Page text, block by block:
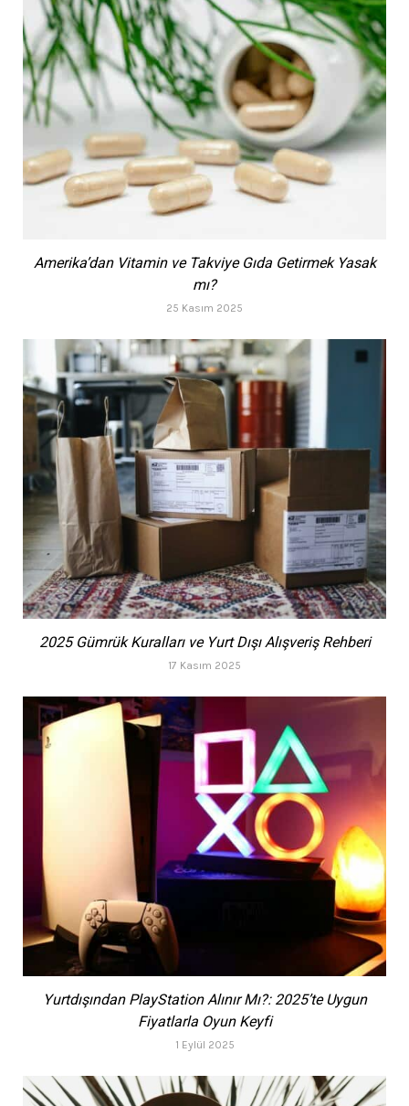
Amerika’dan Vitamin ve Takviye Gıda Getirmek Yasak
mı?
25 Kasım 2025
2025 Gümrük Kuralları ve Yurt Dışı Alışveriş Rehberi
17 Kasım 2025
Yurtdışından PlayStation Alınır Mı?: 2025’te Uygun
Fiyatlarla Oyun Keyfi
1 Eylül 2025